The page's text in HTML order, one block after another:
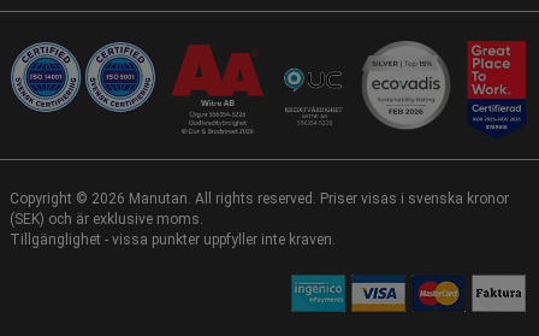
Copyright © 2026 Manutan. All rights reserved. Priser visas i svenska kronor
(SEK) och är exklusive moms.
Tillgänglighet - vissa punkter uppfyller inte kraven.